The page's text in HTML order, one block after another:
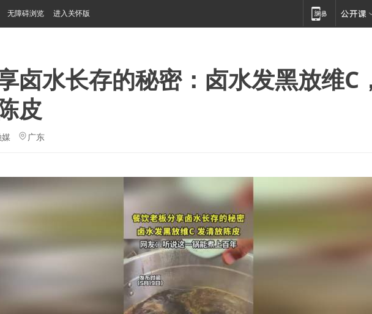
无障碍浏览 进入关怀版
卤水长存的秘密：卤水发黑放维C
皮
媒 广东